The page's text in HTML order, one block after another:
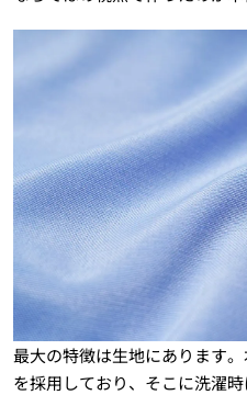
最大の特徴は生地にあります
を採用しており、そこに洗濯